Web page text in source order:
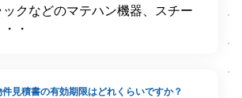
クなどのマテハン機器、スチー
・
件見積書の有効期限はどれくらいですか？